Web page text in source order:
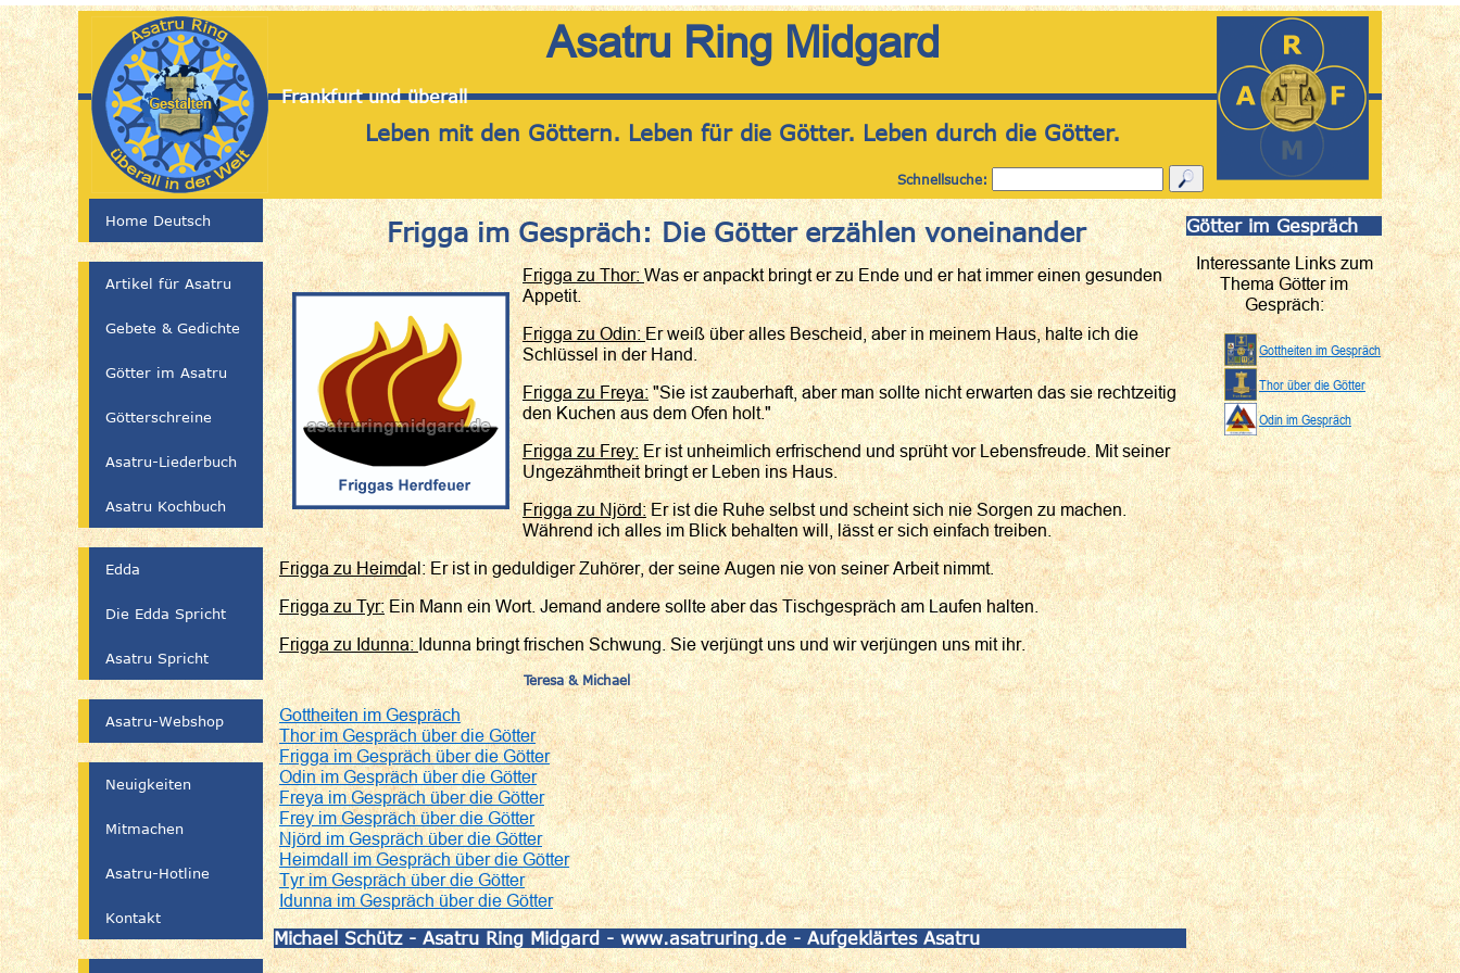
Asatru Ring Midgard
Frankfurt und überall
Leben mit den Göttern. Leben für die Götter. Leben durch die Götter.
Schnellsuche:
Frigga im Gespräch: Die Götter erzählen voneinander
Frigga zu Thor:Was er anpackt bringt er zu Ende und er hat immer einen gesunden
Appetit.
Frigga zu Odin:Er weiß über alles Bescheid, aber in meinem Haus, halte ich die
Schlüssel in der Hand.
Frigga zu Freya:"Sie ist zauberhaft, aber man sollte nicht erwarten das sie rechtzeitig
den Kuchen aus dem Ofen holt."
Frigga zu Frey: Er ist unheimlich erfrischend und sprüht vor Lebensfreude. Mit seiner
Ungezähmtheit bringt er Leben ins Haus.
Frigga zu Njörd:Er ist die Ruhe selbst und scheint sich nie Sorgen zu machen.
Während ich alles im Blick behalten will, lässt er sich einfach treiben.
Frigga zu Heimdal: Er ist in geduldiger Zuhörer, der seine Augen nie von seiner Arbeit nimmt.
Frigga zu Tyr:Ein Mann ein Wort. Jemand andere sollte aber das Tischgespräch am Laufen halten.
Frigga zu Idunna:Idunna bringt frischen Schwung. Sie verjüngt uns und wir verjüngen uns mit ihr.
Teresa & Michael
Gottheiten im Gespräch
Thor im Gespräch über die Götter
Frigga im Gespräch über die Götter
Odin im Gespräch über die Götter
Freya im Gespräch über die Götter
Frey im Gespräch über die Götter
Njörd im Gespräch über die Götter
Heimdall im Gespräch über die Götter
Tyr im Gespräch über die Götter
Idunna im Gespräch über die Götter
Michael Schütz - Asatru Ring Midgard - www.asatruring.de - Aufgeklärtes Asatru
Götter im Gespräch
Interessante Links zum
Thema Götter im
Gespräch:
Gottheiten im Gespräch
Thor über die Götter
Odin im Gespräch
Home Deutsch
Artikel für Asatru
Gebete & Gedichte
Götter im Asatru
Götterschreine
Asatru-Liederbuch
Asatru Kochbuch
Edda
Die Edda Spricht
Asatru Spricht
Asatru-Webshop
Neuigkeiten
Mitmachen
Asatru-Hotline
Kontakt